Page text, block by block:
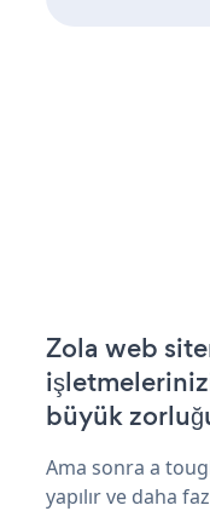
Zola web
büyük
Ama sonra a
yapılır ve daha